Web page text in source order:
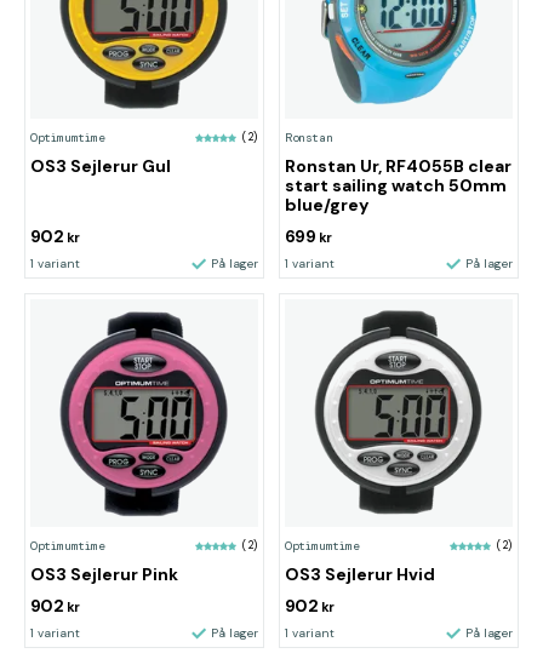
Optimumtime (2)
OS3 Sejlerur Gul
902 kr
1 variant På lager
Ronstan
Ronstan Ur, RF4055B clear
start sailing watch 50mm
blue/grey
699 kr
1 variant På lager
Optimumtime (2)
OS3 Sejlerur Pink
902 kr
1 variant På lager
Optimumtime (2)
OS3 Sejlerur Hvid
902 kr
1 variant På lager